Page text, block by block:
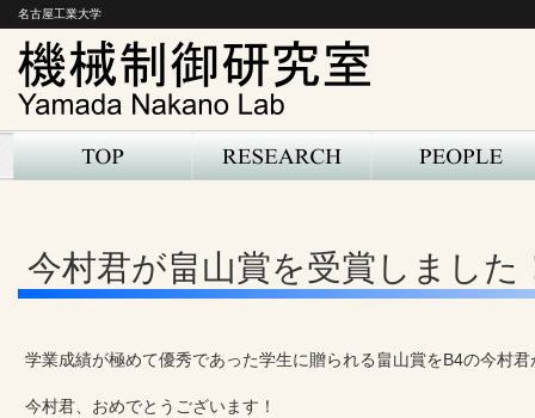
名古屋工業大学
今村君が畠山賞を受賞しました
学業成績が極めて優秀であった学生に贈られる畠山賞をB4の今村
今村君、おめでとうございます！